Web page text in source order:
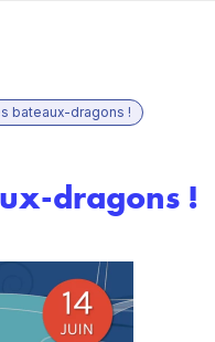
bateaux-dragons !
dragons !